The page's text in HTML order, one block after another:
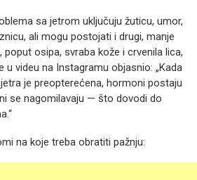
sa jetrom uključuju žuticu, umor,
ali mogu postojati i drugi, manje
poput osipa, svraba kože i crvenila lica,
u videu na Instagramu objasnio: „Kada
je preopterećena, hormoni postaju
se nagomilavaju — što dovodi do
na koje treba obratiti pažnju: